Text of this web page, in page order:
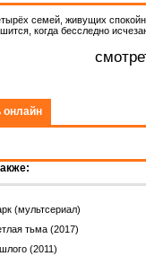
семей, живущих
когда бесследно
онлайн
(мультсериал)
тьма (2017)
(2011)